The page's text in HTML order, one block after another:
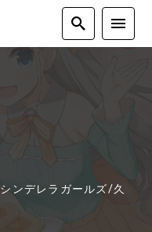
シンデレラガールズ/久